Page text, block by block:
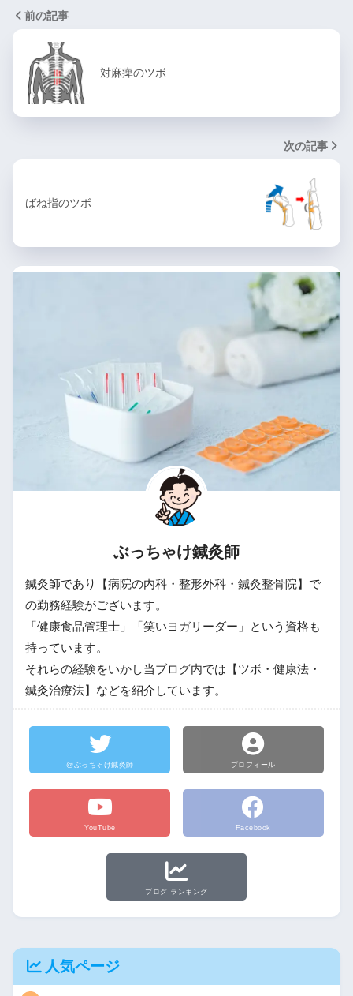
前の記事
対麻痺のツボ
次の記事
ばね指のツボ
ぶっちゃけ鍼灸師
鍼灸師であり【病院の内科・整形外科・鍼灸整骨院】で
の勤務経験がございます。
「健康食品管理士」「笑いヨガリーダー」という資格も
持っています。
それらの経験をいかし当ブログ内では【ツボ・健康法・
鍼灸治療法】などを紹介しています。
@ぶっちゃけ鍼灸師 プロフィール
YouTube Facebook
ブログ ランキング
人気ページ